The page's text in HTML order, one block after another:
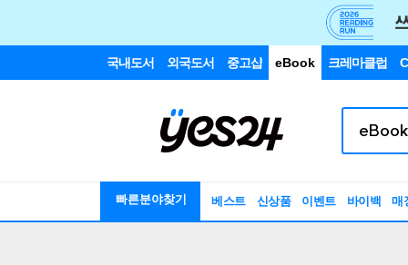
국내도서 외국도서 중고샵 eBook 크레마클럽
빠른분야찾기 베스트 신상품 이벤트 바이백 매